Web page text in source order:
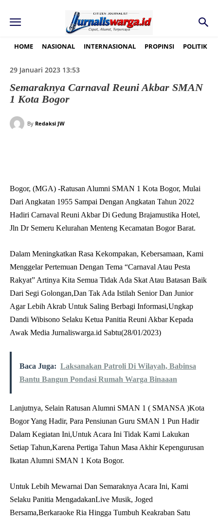
HOME NASIONAL INTERNASIONAL PROPINSI POLITIK
29 Januari 2023 13:53
Semaraknya Carnaval Reuni Akbar SMAN
1 Kota Bogor
By Redaksi JW
Bogor, (MGA) -Ratusan Alumni SMAN 1 Kota Bogor, Mulai
Dari Angkatan 1955 Sampai Dengan Angkatan Tahun 2022
Hadiri Carnaval Reuni Akbar Di Gedung Brajamustika Hotel,
Jln Dr Semeru Kelurahan Menteng Kecamatan Bogor Barat.
Dalam Meningkatkan Rasa Kekompakan, Kebersamaan, Kami
Menggelar Pertemuan Dengan Tema “Carnaval Atau Pesta
Rakyat” Artinya Kita Semua Tidak Ada Skat Atau Batasan Baik
Dari Segi Golongan,Dan Tak Ada Istilah Senior Dan Junior
Agar Lebih Akrab Untuk Saling Berbagi Informasi,Ungkap
Dandi Wibisono Selaku Ketua Panitia Reuni Akbar Kepada
Awak Media Jurnaliswarga.id Sabtu(28/01/2023)
Baca Juga: Laksanakan Patroli Di Wilayah, Babinsa
Bantu Bangun Pondasi Rumah Warga Binaaan
Lanjutnya, Selain Ratusan Alumni SMAN 1 ( SMANSA )Kota
Bogor Yang Hadir, Para Pensiunan Guru SMAN 1 Pun Hadir
Dalam Kegiatan Ini,Untuk Acara Ini Tidak Kami Lakukan
Setiap Tahun,Karena Pertiga Tahun Masa Akhir Kepengurusan
Ikatan Alumni SMAN 1 Kota Bogor.
Untuk Lebih Mewarnai Dan Semaraknya Acara Ini, Kami
Selaku Panitia MengadakanLive Musik, Joged
Bersama,Berkaraoke Ria Hingga Tumbuh Keakraban Satu